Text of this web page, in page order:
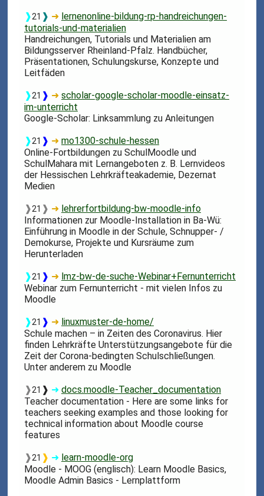
❱21 ❱ ➜ lernenonline-bildung-rp-handreichungen-
tutorials-und-materialien
Handreichungen, Tutorials und Materialien am
Bildungsserver Rheinland-Pfalz. Handbücher,
Präsentationen, Schulungskurse, Konzepte und
Leitfäden
❱21 ❱ ➜scholar-google-scholar-moodle-einsatz-
im-unterricht
Google-Scholar: Linksammlung zu Anleitungen
❱21 ❱ ➜mo1300-schule-hessen
Online-Fortbildungen zu SchulMoodle und
SchulMahara mit Lernangeboten z. B. Lernvideos
der Hessischen Lehrkräfteakademie, Dezernat
Medien
❱21 ❱ ➜ lehrerfortbildung-bw-moodle-info
Informationen zur Moodle-Installation in Ba-Wü:
Einführung in Moodle in der Schule, Schnupper- /
Demokurse, Projekte und Kursräume zum
Herunterladen
❱21 ❱ ➜ lmz-bw-de-suche-Webinar+Fernunterricht
Webinar zum Fernunterricht - mit vielen Infos zu
Moodle
❱21 ❱ ➜ linuxmuster-de-home/
Schule machen – in Zeiten des Coronavirus. Hier
finden Lehrkräfte Unterstützungsangebote für die
Zeit der Corona-bedingten Schulschließungen.
Unter anderem zu Moodle
❱21 ❱ ➜docs.moodle-Teacher_documentation
Teacher documentation - Here are some links for
teachers seeking examples and those looking for
technical information about Moodle course
features
❱21 ❱ ➜ learn-moodle-org
Moodle - MOOG (englisch): Learn Moodle Basics,
Moodle Admin Basics - Lernplattform